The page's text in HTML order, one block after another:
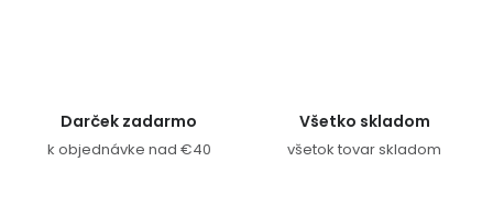
Darček zadarmo
k objednávke nad €40
Všetko skladom
všetok tovar skladom